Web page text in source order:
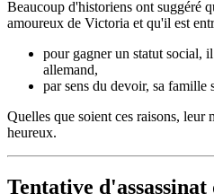
Beaucoup d'historiens ont suggéré
amoureux de Victoria et qu'il est
pour gagner un statut social,
allemand,
par sens du devoir, sa famille
Quelles que soient ces raisons, leur
heureux.
Tentative